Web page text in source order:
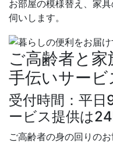
お部屋の模様替え、家
伺いします。
ご高齢者と
手伝いサービ
受付時間：平
ービス提供は24
ご高齢者の身の回りの